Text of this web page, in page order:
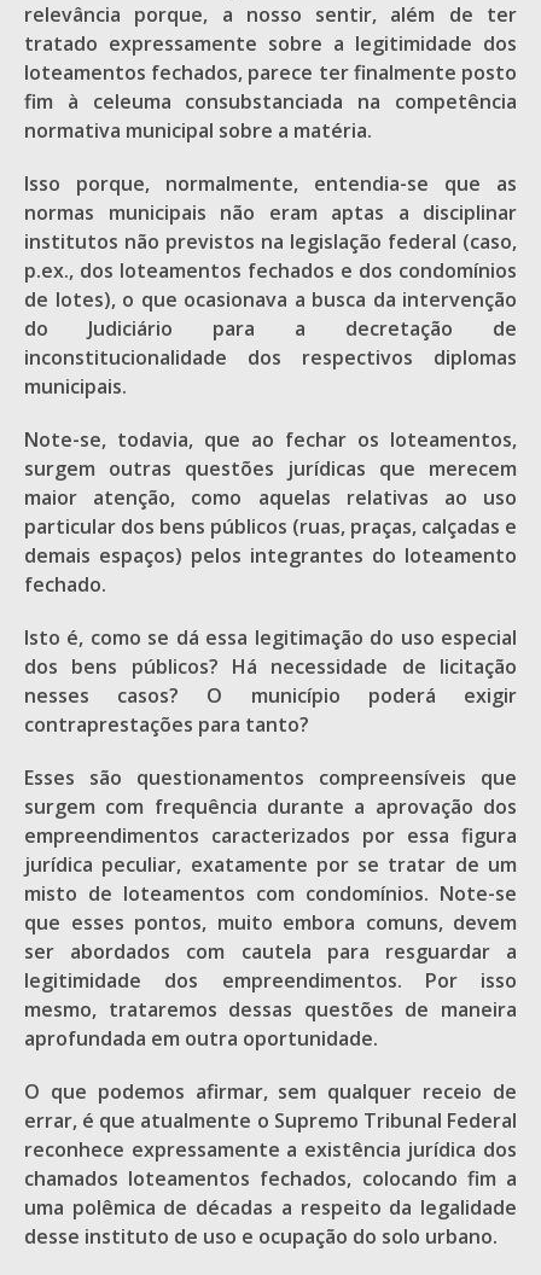
relevância porque, a nosso sentir, além de ter
tratado expressamente sobre a legitimidade dos
loteamentos fechados, parece ter finalmente posto
fim à celeuma consubstanciada na competência
normativa municipal sobre a matéria.
Isso porque, normalmente, entendia-se que as
normas municipais não eram aptas a disciplinar
institutos não previstos na legislação federal (caso,
p.ex., dos loteamentos fechados e dos condomínios
de lotes), o que ocasionava a busca da intervenção
do Judiciário para a decretação de
inconstitucionalidade dos respectivos diplomas
municipais.
Note-se, todavia, que ao fechar os loteamentos,
surgem outras questões jurídicas que merecem
maior atenção, como aquelas relativas ao uso
particular dos bens públicos (ruas, praças, calçadas e
demais espaços) pelos integrantes do loteamento
fechado.
Isto é, como se dá essa legitimação do uso especial
dos bens públicos? Há necessidade de licitação
nesses casos? O município poderá exigir
contraprestações para tanto?
Esses são questionamentos compreensíveis que
surgem com frequência durante a aprovação dos
empreendimentos caracterizados por essa figura
jurídica peculiar, exatamente por se tratar de um
misto de loteamentos com condomínios. Note-se
que esses pontos, muito embora comuns, devem
ser abordados com cautela para resguardar a
legitimidade dos empreendimentos. Por isso
mesmo, trataremos dessas questões de maneira
aprofundada em outra oportunidade.
O que podemos afirmar, sem qualquer receio de
errar, é que atualmente o Supremo Tribunal Federal
reconhece expressamente a existência jurídica dos
chamados loteamentos fechados, colocando fim a
uma polêmica de décadas a respeito da legalidade
desse instituto de uso e ocupação do solo urbano.